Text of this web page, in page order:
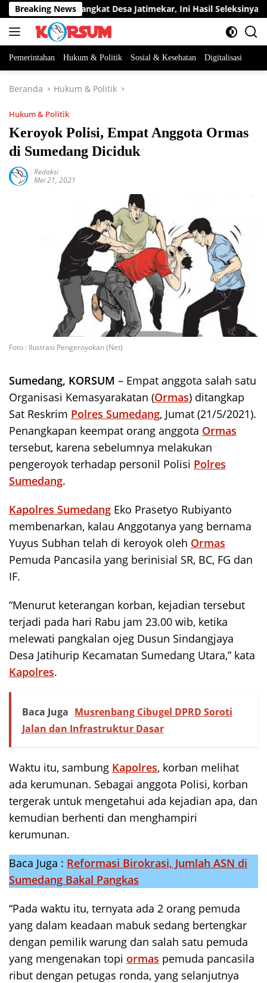
Langsung
ke
konten
Breaking News
Jabatan Perangkat Desa Jatimekar, Ini Hasil Seleksinya
Pemerintahan Hukum & Politik Sosial & Kesehatan Digitalisasi
Beranda Hukum & Politik
Hukum & Politik
Keroyok Polisi, Empat Anggota Ormas
di Sumedang Diciduk
Redaksi
Mei 21, 2021
Foto : Ilustrasi Pengeroyokan (Net)
Sumedang, KORSUM – Empat anggota salah satu
Organisasi Kemasyarakatan (Ormas) ditangkap
Sat Reskrim Polres Sumedang, Jumat (21/5/2021).
Penangkapan keempat orang anggota Ormas
tersebut, karena sebelumnya melakukan
pengeroyok terhadap personil Polisi Polres
Sumedang.
Kapolres Sumedang Eko Prasetyo Rubiyanto
membenarkan, kalau Anggotanya yang bernama
Yuyus Subhan telah di keroyok oleh Ormas
Pemuda Pancasila yang berinisial SR, BC, FG dan
IF.
“Menurut keterangan korban, kejadian tersebut
terjadi pada hari Rabu jam 23.00 wib, ketika
melewati pangkalan ojeg Dusun Sindangjaya
Desa Jatihurip Kecamatan Sumedang Utara,” kata
Kapolres.
Baca Juga Musrenbang Cibugel DPRD Soroti
Jalan dan Infrastruktur Dasar
Waktu itu, sambung Kapolres, korban melihat
ada kerumunan. Sebagai anggota Polisi, korban
tergerak untuk mengetahui ada kejadian apa, dan
kemudian berhenti dan menghampiri
kerumunan.
Baca Juga : Reformasi Birokrasi, Jumlah ASN di
Sumedang Bakal Pangkas
“Pada waktu itu, ternyata ada 2 orang pemuda
yang dalam keadaan mabuk sedang bertengkar
dengan pemilik warung dan salah satu pemuda
yang mengenakan topi ormas pemuda pancasila
ribut dengan petugas ronda, yang selanjutnya